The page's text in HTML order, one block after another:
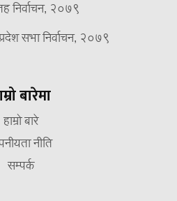
निर्वाचन, २०७९
सभा निर्वाचन, २०७९
बारेमा
हाम्रो बारे
नीति
सम्पर्क